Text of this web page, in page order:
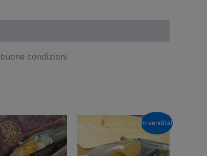
buone condizioni
In vendita!